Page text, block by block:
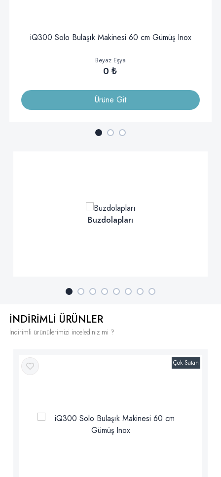
iQ300 Solo Bulaşık Makinesi 60 cm Gümüş Inox
Beyaz Eşya
0 ₺
Ürüne Git
Buzdolapları
İNDİRİMLİ ÜRÜNLER
İndirimli ürünülerimizi incelediniz mi ?
Çok Satan